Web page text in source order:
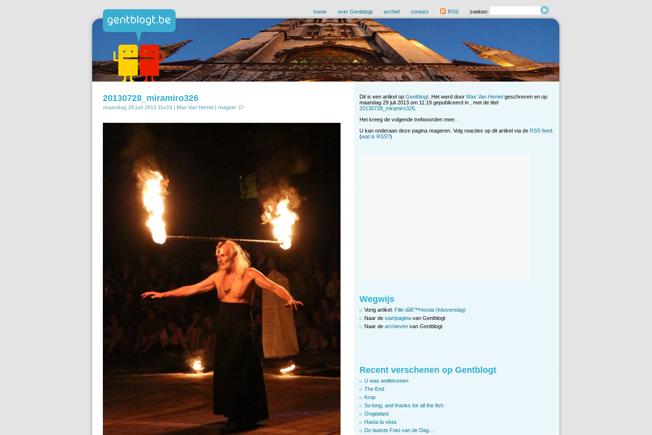
home over Gentblogt archief contact RSS zoeken:
20130728_miramiro326
maandag 29 juli 2013 11u19 | Max Van Hemel | reageer
Dit is een artikel op Gentblogt . Het werd door Max Van Hemel geschreven en op
maandag 29 juli 2013 om 11:19 gepubliceerd in , met de titel
20130728_miramiro326
Het kreeg de volgende trefwoorden mee: .
U kan onderaan deze pagina reageren. Volg reacties op dit artikel via de RSS feed.
(wat is RSS?)
Wegwijs
Vorig artikel: Fille dâ€™Hestia (fotoverslag)
Naar de startpagina van Gentblogt
Naar de archieven van Gentblogt
Recent verschenen op Gentblogt
U was wellekomen
The End
Krop
So long, and thanks for all the fish
Ongeplant
Hasta la vista
De laatste Foto van de Dag….